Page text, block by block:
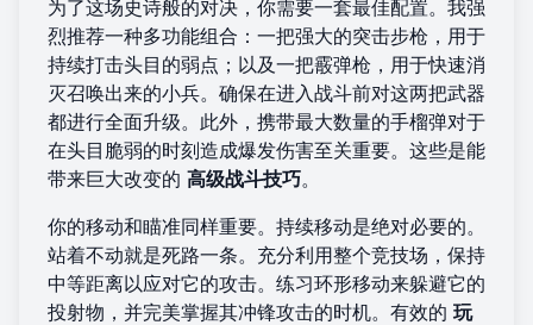
为了这场史诗般的对决，你需要一套最佳配置。我强
烈推荐一种多功能组合：一把强大的突击步枪，用于
持续打击头目的弱点；以及一把霰弹枪，用于快速消
灭召唤出来的小兵。确保在进入战斗前对这两把武器
都进行全面升级。此外，携带最大数量的手榴弹对于
在头目脆弱的时刻造成爆发伤害至关重要。这些是能
带来巨大改变的 高级战斗技巧。
你的移动和瞄准同样重要。持续移动是绝对必要的。
站着不动就是死路一条。充分利用整个竞技场，保持
中等距离以应对它的攻击。练习环形移动来躲避它的
投射物，并完美掌握其冲锋攻击的时机。有效的 玩